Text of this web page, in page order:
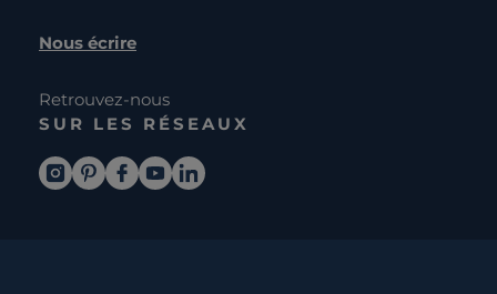
Nous écrire
Retrouvez-nous
SUR LES RÉSEAUX